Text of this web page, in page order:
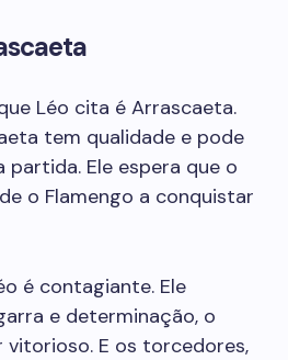
Léo cita é Arrascaeta.
tem qualidade e pode
partida. Ele espera que o
o Flamengo a conquistar
é contagiante. Ele
e determinação, o
vitorioso. E os torcedores,